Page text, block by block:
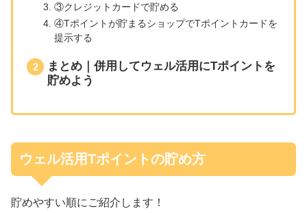
③クレジットカードで貯める
④Tポイントが貯まるショップでTポイントカードを
提示する
まとめ｜併用してウェル活用にTポイントを
貯めよう
ウェル活用Tポイントの貯め方
貯めやすい順にご紹介します！